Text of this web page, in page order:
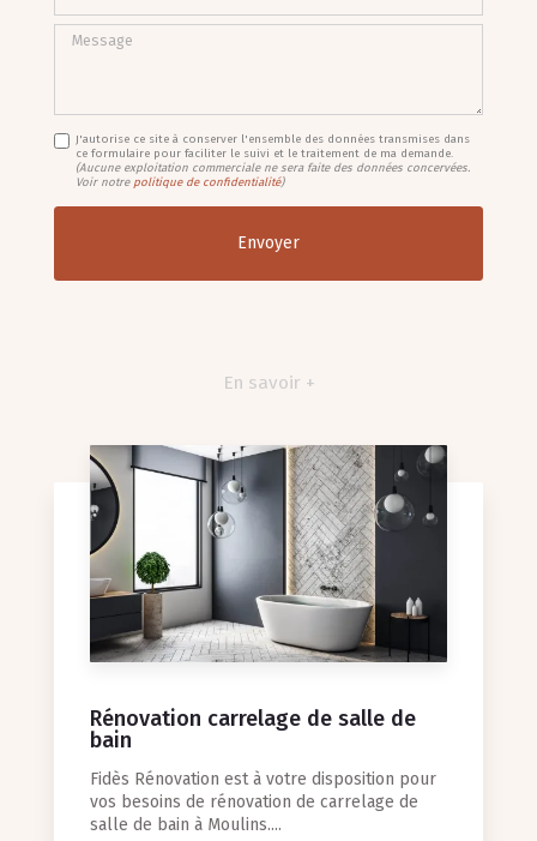
Message
J'autorise ce site à conserver l'ensemble des données transmises dans
ce formulaire pour faciliter le suivi et le traitement de ma demande.
(Aucune exploitation commerciale ne sera faite des données concervées.
Voir notre politique de confidentialité)
En savoir +
Rénovation carrelage de salle de
bain
Fidès Rénovation est à votre disposition pour
vos besoins de rénovation de carrelage de
salle de bain à Moulins....